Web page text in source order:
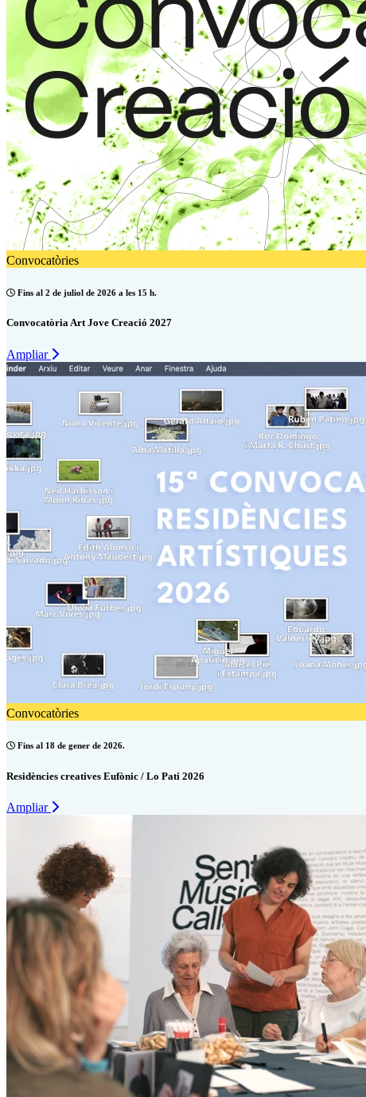
Convocatòries
Fins al 2 de juliol de 2026 a les 15 h.
Convocatòria Art Jove Creació 2027
Ampliar
Convocatòries
Fins al 18 de gener de 2026.
Residències creatives Eufònic / Lo Pati 2026
Ampliar